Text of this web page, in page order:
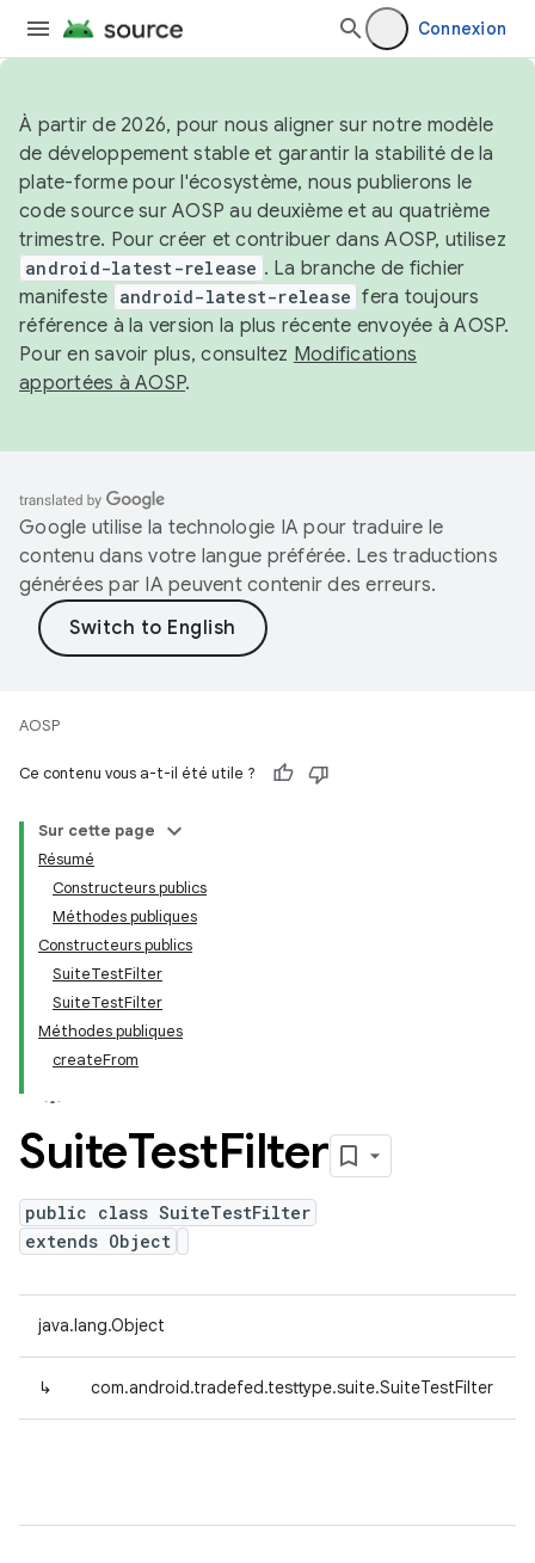
Connexion
À partir de 2026, pour nous aligner sur notre modèle
de développement stable et garantir la stabilité de la
plate-forme pour l'écosystème, nous publierons le
code source sur AOSP au deuxième et au quatrième
trimestre. Pour créer et contribuer dans AOSP, utilisez
android-latest-release . La branche de fichier
manifeste android-latest-release fera toujours
référence à la version la plus récente envoyée à AOSP.
Pour en savoir plus, consultez Modifications
apportées à AOSP.
Google utilise la technologie IA pour traduire le
contenu dans votre langue préférée. Les traductions
générées par IA peuvent contenir des erreurs.
AOSP
Ce contenu vous a-t-il été utile ?
Sur cette page
Résumé
Constructeurs publics
Méthodes publiques
Constructeurs publics
SuiteTestFilter
SuiteTestFilter
Méthodes publiques
createFrom
SuiteTestFilter
public class SuiteTestFilter
extends Object
java.lang.Object
↳ com.android.tradefed.testtype.suite.SuiteTestFilter